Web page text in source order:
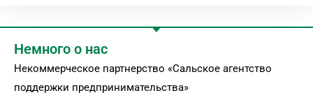
Немного о нас
Некоммерческое партнерство «Сальское агентство
поддержки предпринимательства»